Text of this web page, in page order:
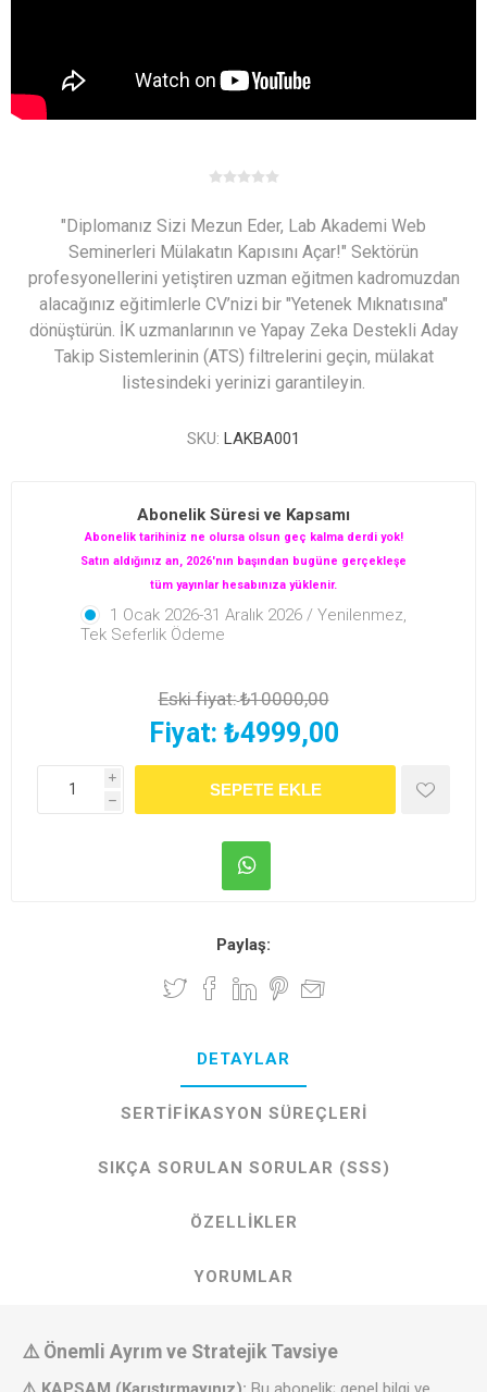
"Diplomanız Sizi Mezun Eder, Lab Akademi Web
Seminerleri Mülakatın Kapısını Açar!" Sektörün
profesyonellerini yetiştiren uzman eğitmen kadromuzdan
alacağınız eğitimlerle CV’nizi bir "Yetenek Mıknatısına"
dönüştürün. İK uzmanlarının ve Yapay Zeka Destekli Aday
Takip Sistemlerinin (ATS) filtrelerini geçin, mülakat
listesindeki yerinizi garantileyin.
SKU: LAKBA001
Abonelik Süresi ve Kapsamı
Abonelik tarihiniz ne olursa olsun geç kalma derdi yok!
Satın aldığınız an, 2026'nın başından bugüne gerçekleşen
tüm yayınlar hesabınıza yüklenir.
1 Ocak 2026-31 Aralık 2026 / Yenilenmez,
Tek Seferlik Ödeme
Eski fiyat:₺10000,00
Fiyat: ₺4999,00
i
h
Paylaş:
DETAYLAR
SERTIFIKASYON SÜREÇLERI
SIKÇA SORULAN SORULAR (SSS)
ÖZELLIKLER
YORUMLAR
⚠️ Önemli Ayrım ve Stratejik Tavsiye